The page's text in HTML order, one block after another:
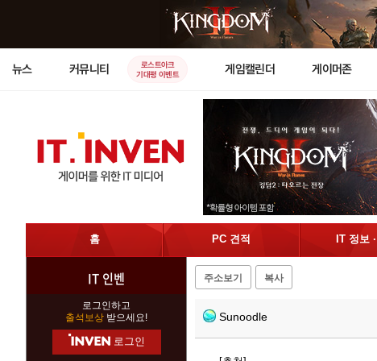
뉴스 커뮤니티
로스트아크
기대평 이벤트
게임캘린더 게이머존
홈 PC 견적 IT 정보
IT 인벤
로그인하고
출석보상 받으세요!
로그인
주소보기 복사
Sunoodle